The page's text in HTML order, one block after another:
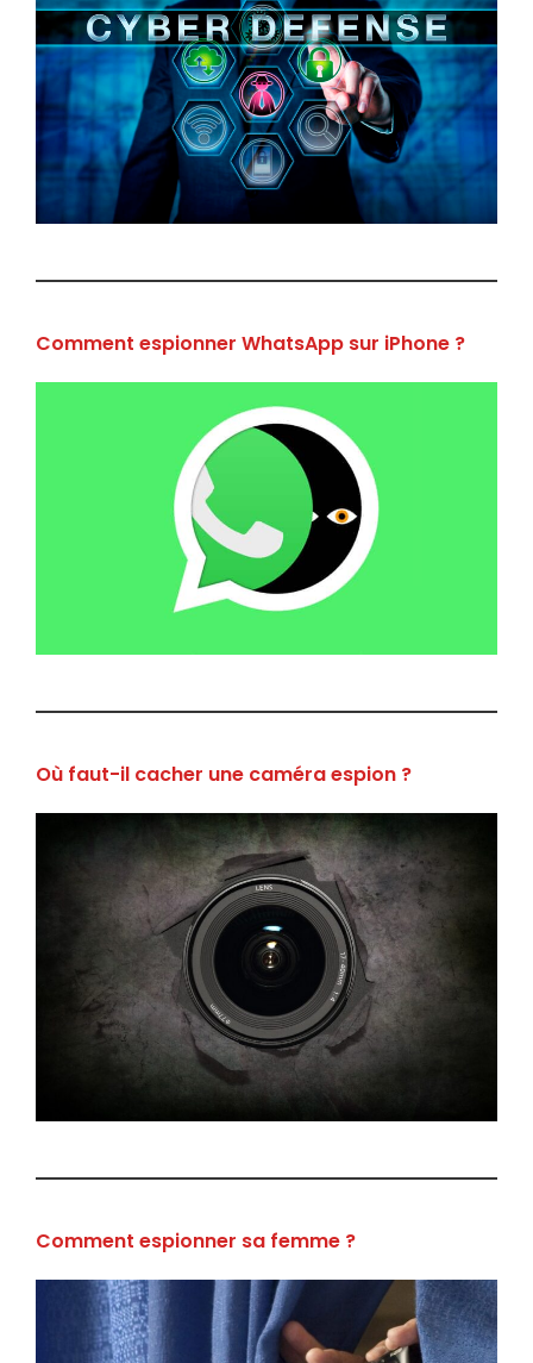
Comment espionner WhatsApp sur iPhone ?
Où faut-il cacher une caméra espion ?
Comment espionner sa femme ?